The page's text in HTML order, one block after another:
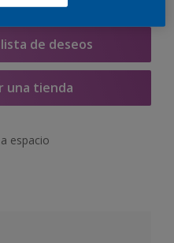
de deseos
una tienda
espacio